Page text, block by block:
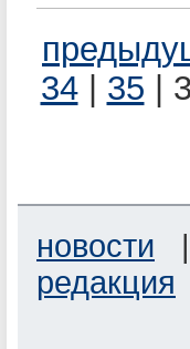
34| 35 |
новости
редакция